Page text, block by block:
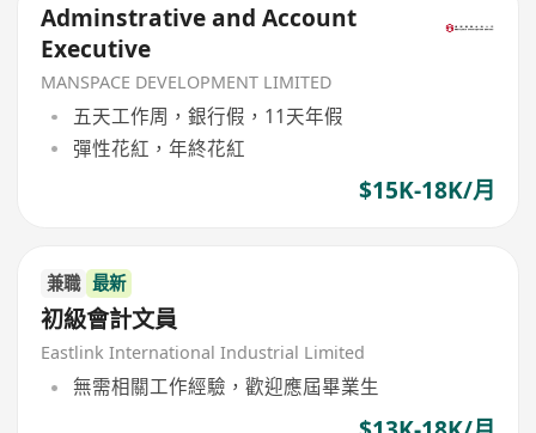
Adminstrative and Account
Executive
MANSPACE DEVELOPMENT LIMITED
五天工作周，銀行假，11天年假
彈性花紅，年終花紅
$15K-18K/月
兼職 最新
初級會計文員
Eastlink International Industrial Limited
無需相關工作經驗，歡迎應屆畢業生